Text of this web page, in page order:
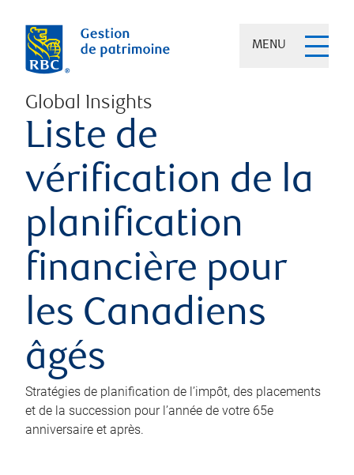
MENU
Global Insights
Liste de
vérification de la
planification
financière pour
les Canadiens
âgés
Stratégies de planification de l’impôt, des placements
et de la succession pour l’année de votre 65e
anniversaire et après.